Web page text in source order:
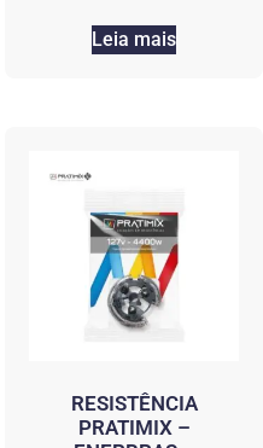
Leia mais
RESISTÊNCIA
PRATIMIX –